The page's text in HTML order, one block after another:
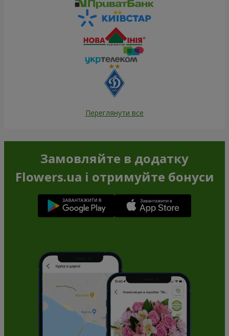
Переглянути все
Замовляйте в додатку
Flowers.ua і отримуйте бонуси